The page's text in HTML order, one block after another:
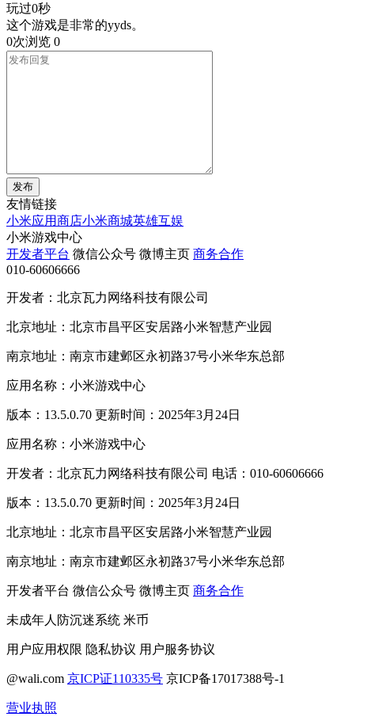
玩过0秒
这个游戏是非常的yyds。
0次浏览 0
发布
友情链接
小米应用商店小米商城英雄互娱
小米游戏中心
开发者平台 微信公众号 微博主页 商务合作
010-60606666
开发者：北京瓦力网络科技有限公司
北京地址：北京市昌平区安居路小米智慧产业园
南京地址：南京市建邺区永初路37号小米华东总部
应用名称：小米游戏中心
版本：13.5.0.70 更新时间：2025年3月24日
应用名称：小米游戏中心
开发者：北京瓦力网络科技有限公司 电话：010-60606666
版本：13.5.0.70 更新时间：2025年3月24日
北京地址：北京市昌平区安居路小米智慧产业园
南京地址：南京市建邺区永初路37号小米华东总部
开发者平台 微信公众号 微博主页 商务合作
未成年人防沉迷系统 米币
用户应用权限 隐私协议 用户服务协议
@wali.com 京ICP证110335号 京ICP备17017388号-1
营业执照